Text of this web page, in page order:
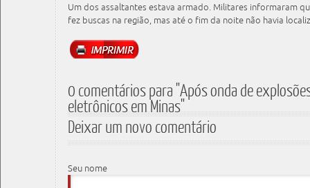
Um dos assaltantes estava armado. Militares informaram
fez buscas na região, mas até o fim da noite não havia
0 comentários para "Após onda de
eletrônicos em Minas"
Deixar um novo comentário
Seu nome